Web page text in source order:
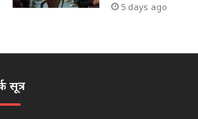
5 days ago
सूत्र